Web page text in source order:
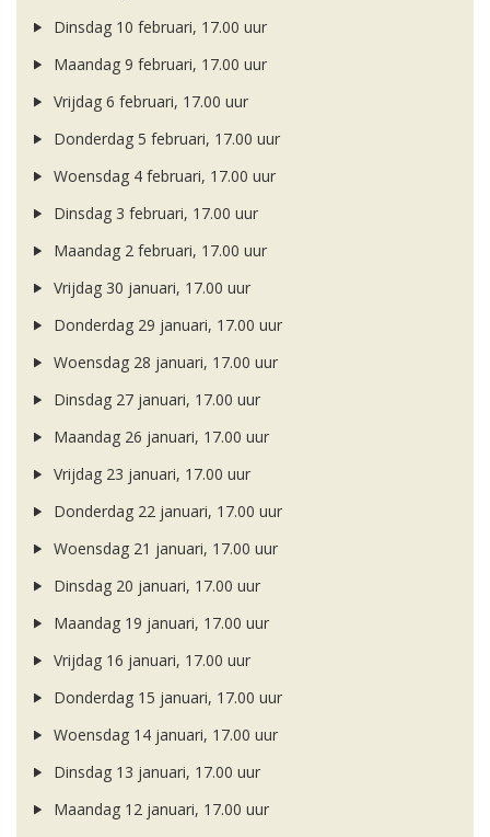
Dinsdag 10 februari, 17.00 uur
Maandag 9 februari, 17.00 uur
Vrijdag 6 februari, 17.00 uur
Donderdag 5 februari, 17.00 uur
Woensdag 4 februari, 17.00 uur
Dinsdag 3 februari, 17.00 uur
Maandag 2 februari, 17.00 uur
Vrijdag 30 januari, 17.00 uur
Donderdag 29 januari, 17.00 uur
Woensdag 28 januari, 17.00 uur
Dinsdag 27 januari, 17.00 uur
Maandag 26 januari, 17.00 uur
Vrijdag 23 januari, 17.00 uur
Donderdag 22 januari, 17.00 uur
Woensdag 21 januari, 17.00 uur
Dinsdag 20 januari, 17.00 uur
Maandag 19 januari, 17.00 uur
Vrijdag 16 januari, 17.00 uur
Donderdag 15 januari, 17.00 uur
Woensdag 14 januari, 17.00 uur
Dinsdag 13 januari, 17.00 uur
Maandag 12 januari, 17.00 uur